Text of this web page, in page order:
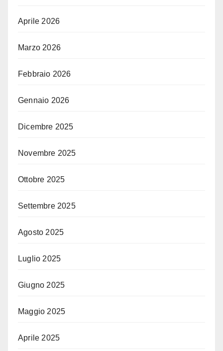
Aprile 2026
Marzo 2026
Febbraio 2026
Gennaio 2026
Dicembre 2025
Novembre 2025
Ottobre 2025
Settembre 2025
Agosto 2025
Luglio 2025
Giugno 2025
Maggio 2025
Aprile 2025